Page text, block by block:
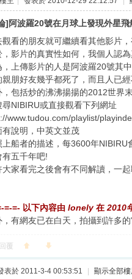
]阿波羅20號在月球上發現外星飛
觀看的朋友就可繼續看其他影片
，影片的真實性如何，我個人認
，上傳影片的人是阿波羅20號其
親朋好友幾乎都死了，而且人已
，包括炒的沸沸揚揚的2012世界
尋NIBIRU或直接觀看下列網址
www.tudou.com/playlist/
有說明，中英文並茂
上船者的描述，每3600年
有五千年吧!
大家看完之後會有不同解讀，一
=-=- 以下內容由 lonely在 2010
，有網友已在白天，拍攝到許多
回覆
表於 2011-3-4 00:53:51 顯示全部